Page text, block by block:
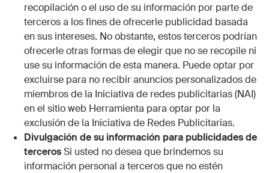
recopilación o el uso de su información por parte de
terceros a los fines de ofrecerle publicidad basada
en sus intereses. No obstante, estos terceros podrían
ofrecerle otras formas de elegir que no se recopile ni
use su información de esta manera. Puede optar por
excluirse para no recibir anuncios personalizados de
miembros de la Iniciativa de redes publicitarias (NAI)
en el sitio web Herramienta para optar por la
exclusión de la Iniciativa de Redes Publicitarias.
Divulgación de su información para publicidades de
tercerosSi usted no desea que brindemos su
información personal a terceros que no estén